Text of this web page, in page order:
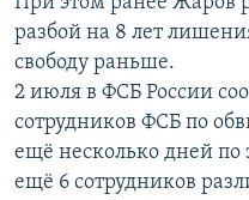
разбой на 8 лет
свободу раньше.
2 июля в ФСБ России
сотрудников ФСБ по
ещё несколько дней
ещё 6 сотрудников